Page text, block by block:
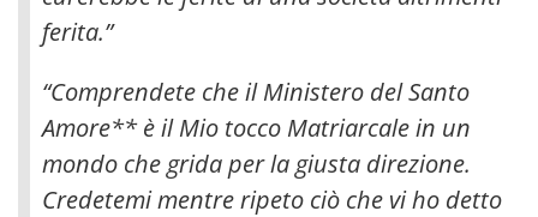
ferita.”
“Comprendete che il Ministero del Santo
Amore** è il Mio tocco Matriarcale in un
mondo che grida per la giusta direzione.
Credetemi mentre ripeto ciò che vi ho detto